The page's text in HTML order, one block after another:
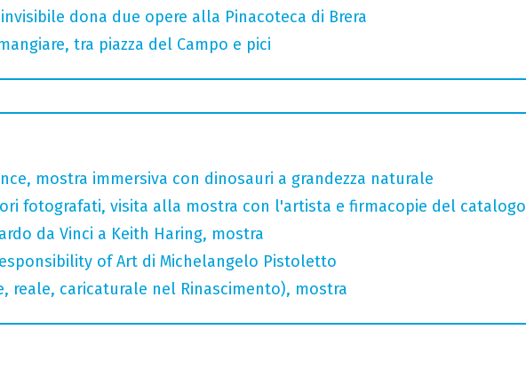
dona due opere alla Pinacoteca di Brera
tra piazza del Campo e pici
mostra immersiva con dinosauri a grandezza naturale
fotografati, visita alla mostra con l'artista e firmacopie del catalogo
da Vinci a Keith Haring, mostra
of Art di Michelangelo Pistoletto
reale, caricaturale nel Rinascimento), mostra